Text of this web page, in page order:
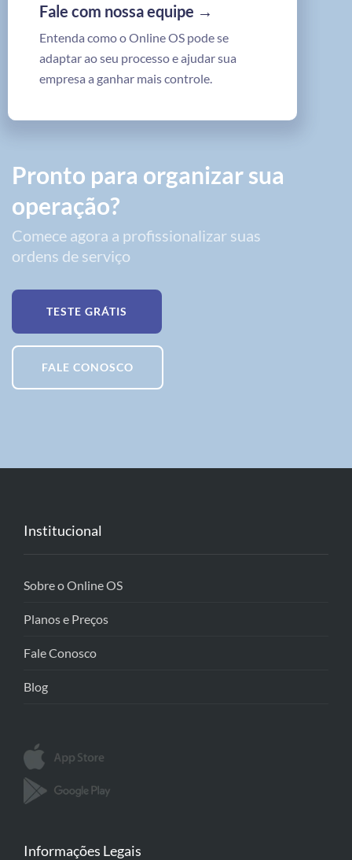
Fale com nossa equipe →
Entenda como o Online OS pode se
adaptar ao seu processo e ajudar sua
empresa a ganhar mais controle.
Pronto para organizar sua
operação?
Comece agora a profissionalizar suas
ordens de serviço
TESTE GRÁTIS
FALE CONOSCO
Institucional
Sobre o Online OS
Planos e Preços
Fale Conosco
Blog
Informações Legais